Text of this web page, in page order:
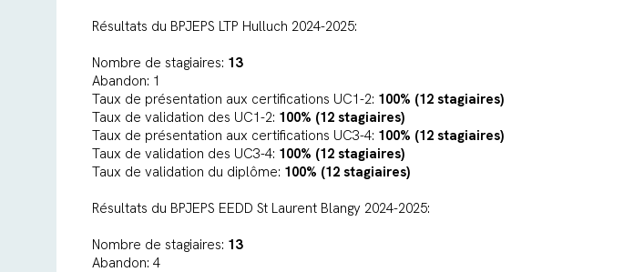
Résultats du BPJEPS LTP Hulluch 2024-2025:
Nombre de stagiaires: 13
Abandon: 1
Taux de présentation aux certifications UC1-2: 100% (12 stagiaires)
Taux de validation des UC1-2: 100% (12 stagiaires)
Taux de présentation aux certifications UC3-4: 100% (12 stagiaires)
Taux de validation des UC3-4: 100% (12 stagiaires)
Taux de validation du diplôme: 100% (12 stagiaires)
Résultats du BPJEPS EEDD St Laurent Blangy 2024-2025:
Nombre de stagiaires: 13
Abandon: 4